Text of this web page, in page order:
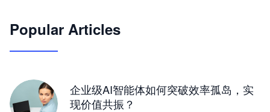
JimoClaw 桌面 AI Agent 工作台
Popular Articles
企业级AI智能体如何突破效率孤岛，实
现价值共振？